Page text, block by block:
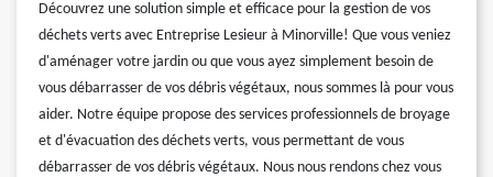
Découvrez une solution simple et efficace pour la gestion de vos
déchets verts avec Entreprise Lesieur à Minorville! Que vous veniez
d'aménager votre jardin ou que vous ayez simplement besoin de
vous débarrasser de vos débris végétaux, nous sommes là pour vous
aider. Notre équipe propose des services professionnels de broyage
et d'évacuation des déchets verts, vous permettant de vous
débarrasser de vos débris végétaux. Nous nous rendons chez vous